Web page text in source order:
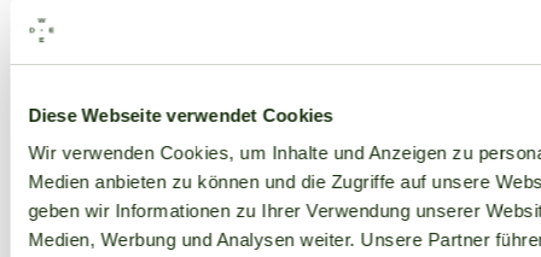
Diese Webseite verwendet Cookies
Wir verwenden Cookies, um Inhalte und Anzeigen zu
Medien anbieten zu können und die Zugriffe auf unsere
geben wir Informationen zu Ihrer Verwendung unserer
Medien, Werbung und Analysen weiter. Unsere Partner